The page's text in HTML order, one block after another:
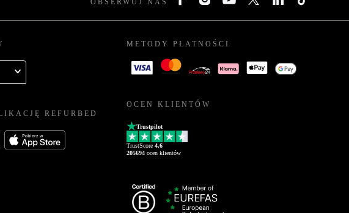
OBSERWUJ NAS
REFURBED
METODY PŁATNOŚCI
OCEN KLIENTÓW
Trustpilot
TrustScore 4.6
205694 ocen klientów